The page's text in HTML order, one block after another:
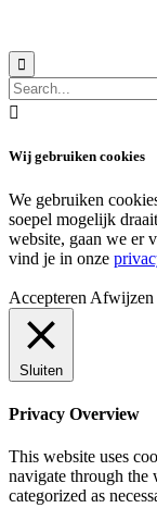


Wij gebruiken cookies
We gebruiken
soepel mogelijk
website, gaan we er
vind je in onze
Accepteren Afwijzen
Sluiten
Privacy Overview
This website uses
navigate through the
categorized as